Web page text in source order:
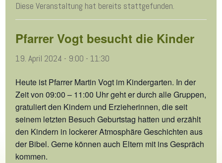
Diese Veranstaltung hat bereits stattgefunden.
Pfarrer Vogt besucht die Kinder
19. April 2024 - 9:00 - 11:30
Heute ist Pfarrer Martin Vogt im Kindergarten. In der
Zeit von 09:00 – 11:00 Uhr geht er durch alle Gruppen,
gratuliert den Kindern und Erzieherinnen, die seit
seinem letzten Besuch Geburtstag hatten und erzählt
den Kindern in lockerer Atmosphäre Geschichten aus
der Bibel. Gerne können auch Eltern mit ins Gespräch
kommen.